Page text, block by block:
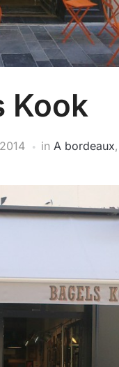
Kook
in A bordeaux,